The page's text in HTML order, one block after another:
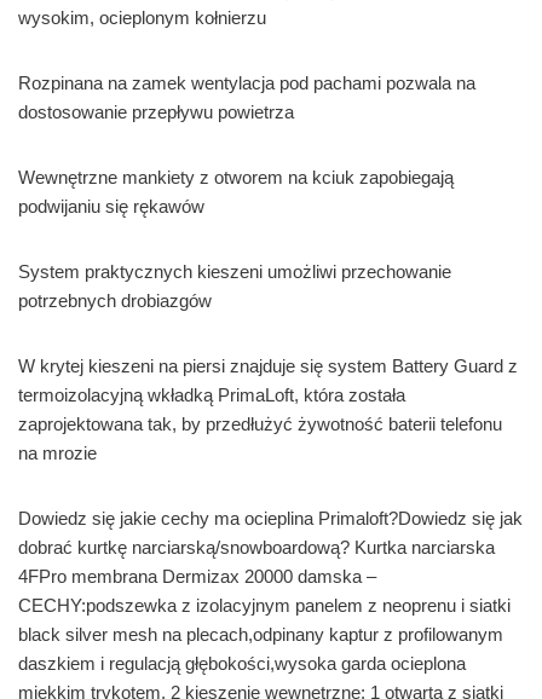
wysokim, ocieplonym kołnierzu
Rozpinana na zamek wentylacja pod pachami pozwala na
dostosowanie przepływu powietrza
Wewnętrzne mankiety z otworem na kciuk zapobiegają
podwijaniu się rękawów
System praktycznych kieszeni umożliwi przechowanie
potrzebnych drobiazgów
W krytej kieszeni na piersi znajduje się system Battery Guard z
termoizolacyjną wkładką PrimaLoft, która została
zaprojektowana tak, by przedłużyć żywotność baterii telefonu
na mrozie
Dowiedz się jakie cechy ma ocieplina Primaloft?Dowiedz się jak
dobrać kurtkę narciarską/snowboardową? Kurtka narciarska
4FPro membrana Dermizax 20000 damska –
CECHY:podszewka z izolacyjnym panelem z neoprenu i siatki
black silver mesh na plecach,odpinany kaptur z profilowanym
daszkiem i regulacją głębokości,wysoka garda ocieplona
miękkim trykotem, 2 kieszenie wewnętrzne: 1 otwarta z siatki